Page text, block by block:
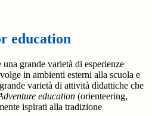
education
grande varietà di esperienze
in ambienti esterni alla scuola e
varietà di attività didattiche che
education (orienteering,
ispirati alla tradizione